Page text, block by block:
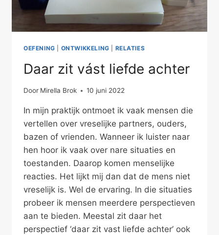
OEFENING ONTWIKKELING RELATIES
Daar zit vást liefde achter
Door Mirella Brok 10 juni 2022
In mijn praktijk ontmoet ik vaak mensen die
vertellen over vreselijke partners, ouders,
bazen of vrienden. Wanneer ik luister naar
hen hoor ik vaak over nare situaties en
toestanden. Daarop komen menselijke
reacties. Het lijkt mij dan dat de mens niet
vreselijk is. Wel de ervaring. In die situaties
probeer ik mensen meerdere perspectieven
aan te bieden. Meestal zit daar het
perspectief ‘daar zit vast liefde achter’ ook